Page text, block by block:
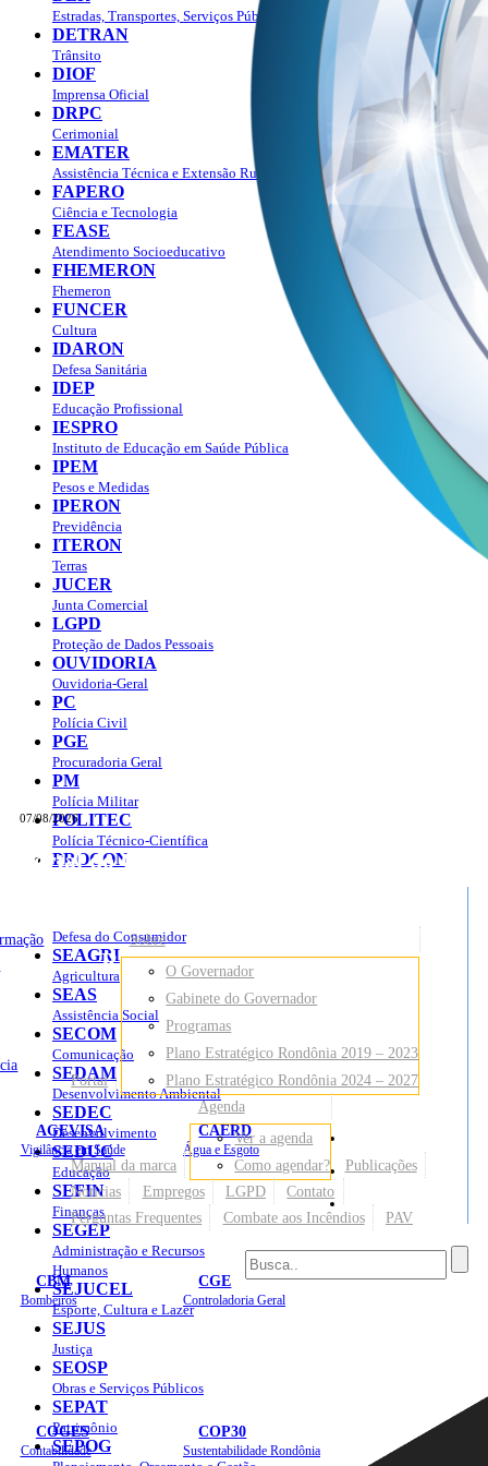
07/08/2026
Portal do Governo do
Rondônia
AGEVISA
Vigilância em Saúde
CAERD
Água e Esgoto
CBM
Bombeiros
CGE
Controladoria Geral
COGES
Contabilidade
COP30
Sustentabilidade Rondônia
Sites
Portal
Sobre
O Governador
Gabinete do Governador
Programas
Plano Estratégico Rondônia 2019 – 2023
Plano Estratégico Rondônia 2024 – 2027
Manual da marca
Agenda
Ver a agenda
Como agendar?
Publicações
Notícias
Empregos LGPD
Contato
Perguntas Frequentes
Combate aos Incêndios PAV
Estradas, Transportes, Serviços Públicos
DETRAN
Trânsito
DIOF
Imprensa Oficial
DRPC
Cerimonial
EMATER
Assistência Técnica e Extensão Rural
FAPERO
Ciência e Tecnologia
FEASE
Atendimento Socioeducativo
FHEMERON
Fhemeron
FUNCER
Cultura
IDARON
Defesa Sanitária
IDEP
Educação Profissional
IESPRO
Instituto de Educação em Saúde Pública
IPEM
Pesos e Medidas
IPERON
Previdência
ITERON
Terras
JUCER
Junta Comercial
LGPD
Proteção de Dados Pessoais
OUVIDORIA
Ouvidoria-Geral
PC
Polícia Civil
PGE
Procuradoria Geral
PM
Polícia Militar
POLITEC
Polícia Técnico-Científica
PROCON
Defesa do Consumidor
SEAGRI
Agricultura
SEAS
Assistência Social
SECOM
Comunicação
SEDAM
Desenvolvimento Ambiental
SEDEC
Desenvolvimento
SEDUC
Educação
SEFIN
Finanças
SEGEP
Administração e Recursos
Humanos
SEJUCEL
Esporte, Cultura e Lazer
SEJUS
Justiça
SEOSP
Obras e Serviços Públicos
SEPAT
Patrimônio
SEPOG